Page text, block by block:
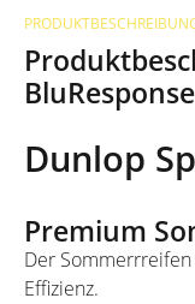
BluResponse
Dunlop
Premium
Der
Effizienz.